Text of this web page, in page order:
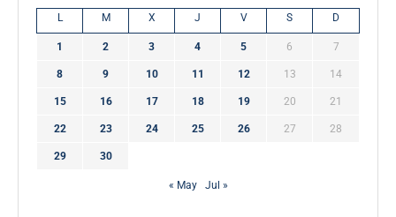
L M X J V S D
1 2 3 4 5 6 7
8 9 10 11 12 13 14
15 16 17 18 19 20 21
22 23 24 25 26 27 28
29 30
« May Jul »